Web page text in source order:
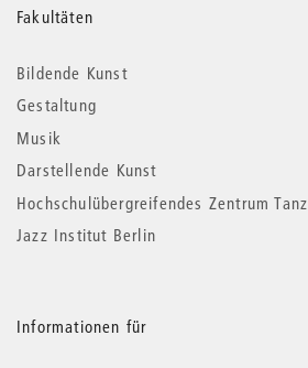
Weitere
Informationen
Fakultäten
Bildende Kunst
Gestaltung
Musik
Darstellende Kunst
Hochschulübergreifendes Zentrum Tanz
Jazz Institut Berlin
Informationen für